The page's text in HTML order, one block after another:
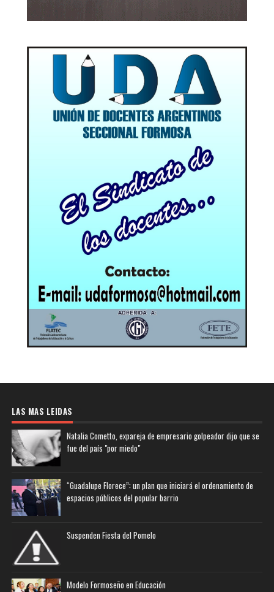
LAS MAS LEIDAS
Natalia Cometto, expareja de empresario golpeador dijo que se
fue del país "por miedo"
“Guadalupe Florece”: un plan que iniciará el ordenamiento de
espacios públicos del popular barrio
Suspenden Fiesta del Pomelo
Modelo Formoseño en Educación